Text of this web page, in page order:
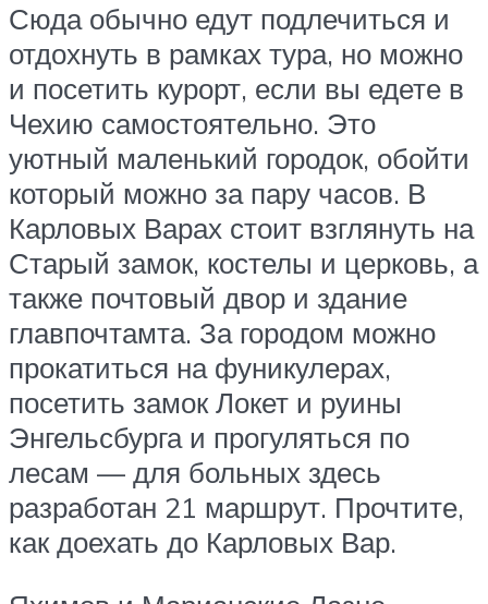
Сюда обычно едут подлечиться и
отдохнуть в рамках тура, но можно
и посетить курорт, если вы едете в
Чехию самостоятельно. Это
уютный маленький городок, обойти
который можно за пару часов. В
Карловых Варах стоит взглянуть на
Старый замок, костелы и церковь, а
также почтовый двор и здание
главпочтамта. За городом можно
прокатиться на фуникулерах,
посетить замок Локет и руины
Энгельсбурга и прогуляться по
лесам — для больных здесь
разработан 21 маршрут. Прочтите,
как доехать до Карловых Вар.